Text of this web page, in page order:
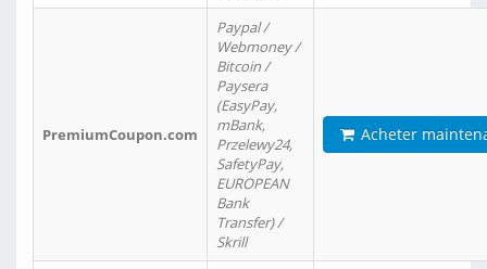
PremiumCoupon.com
Paypal /
Webmoney /
Bitcoin /
Paysera
(EasyPay,
mBank,
Przelewy24,
SafetyPay,
EUROPEAN
Bank
Transfer) /
Skrill
Acheter